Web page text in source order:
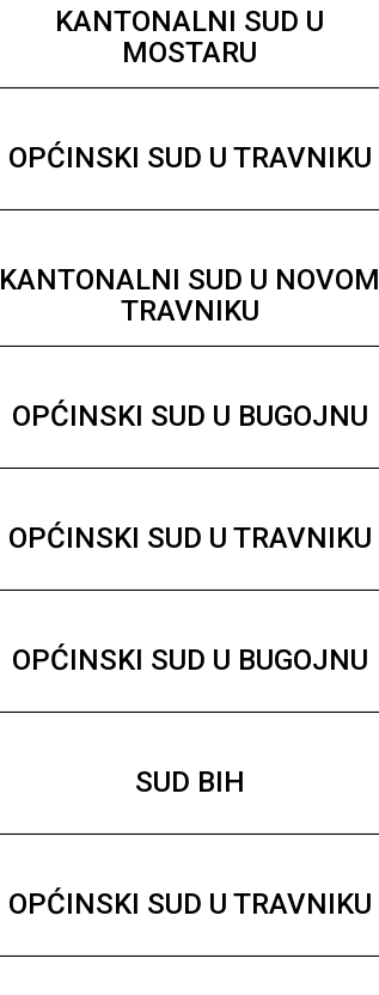
KANTONALNI SUD U
MOSTARU
OPĆINSKI SUD U TRAVNIKU
KANTONALNI SUD U NOVOM
TRAVNIKU
OPĆINSKI SUD U BUGOJNU
OPĆINSKI SUD U TRAVNIKU
OPĆINSKI SUD U BUGOJNU
SUD BIH
OPĆINSKI SUD U TRAVNIKU